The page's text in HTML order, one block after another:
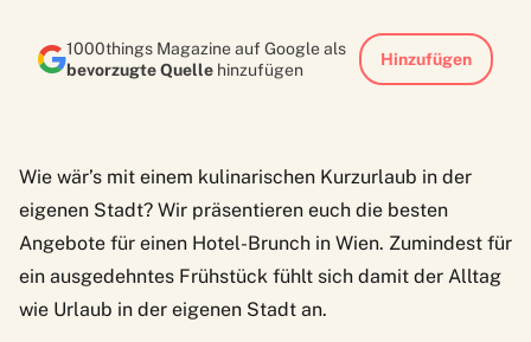
1000things Magazine auf Google als
bevorzugte Quelle hinzufügen
Hinzufügen
Wie wär’s mit einem kulinarischen Kurzurlaub in der
eigenen Stadt? Wir präsentieren euch die besten
Angebote für einen Hotel-Brunch in Wien. Zumindest für
ein ausgedehntes Frühstück fühlt sich damit der Alltag
wie Urlaub in der eigenen Stadt an.